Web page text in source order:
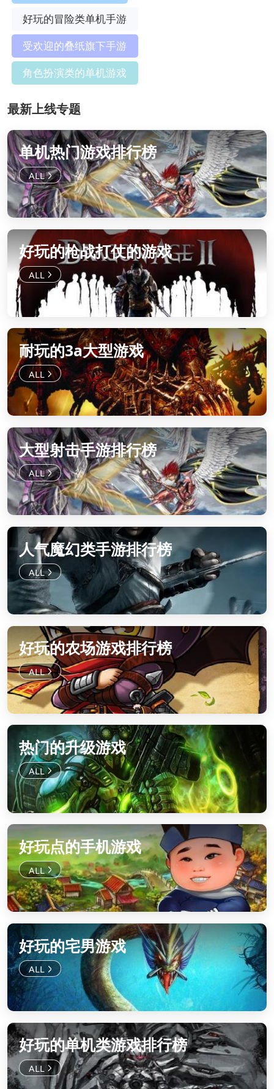
好玩的冒险类单机手游
受欢迎的叠纸旗下手游
角色扮演类的单机游戏
最新上线专题
单机热门游戏排行榜
好玩的枪战打仗的游戏
耐玩的3a大型游戏
大型射击手游排行榜
人气魔幻类手游排行榜
好玩的农场游戏排行榜
热门的升级游戏
好玩点的手机游戏
好玩的宅男游戏
好玩的单机类游戏排行榜